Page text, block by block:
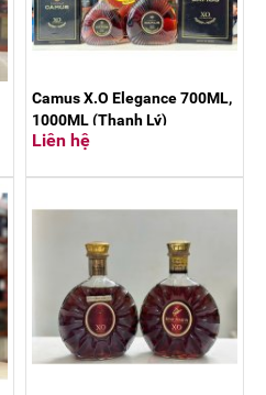
Camus X.O Elegance 700ML,
1000ML (Thanh Lý)
Liên hệ